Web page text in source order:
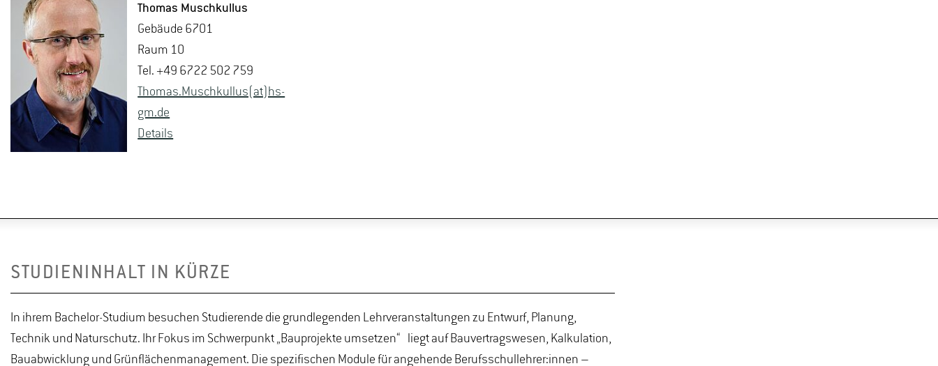
Tho­mas Musch­kul­lus
Ge­bäu­de 6701
Raum 10
Tel. +49 6722 502 759
Tho­mas.Musch­kul­lus(at)hs-​
gm.​de
De­tails
STUDIENINHALT IN KÜRZE
In ihrem Bachelor-Studium besuchen Studierende die grundlegenden Lehrveranstaltungen zu Entwurf, Planung,
Technik und Naturschutz. Ihr Fokus im Schwerpunkt „Bauprojekte umsetzen“ liegt auf Bauvertragswesen, Kalkulation,
Bauabwicklung und Grünflächenmanagement. Die spezifischen Module für angehende Berufsschullehrer:innen –